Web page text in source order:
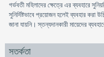
গর্ভবতী মহিলাদের ক্ষেত্রে এর ব্যবহারে
সুনির্দিষ্টভাবে প্রয়োজন হলেই ব্যবহার
জানা যায়নি। স্তন্যদানকারী মায়েদের
সতর্কতা